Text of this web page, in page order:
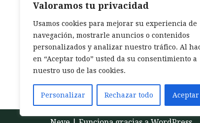
Valoramos tu privacidad
Usamos cookies para mejorar su experiencia de
navegación, mostrarle anuncios o contenidos
personalizados y analizar nuestro tráfico. Al
en “Aceptar todo” usted da su consentimiento a
nuestro uso de las cookies.
Personalizar Rechazar todo